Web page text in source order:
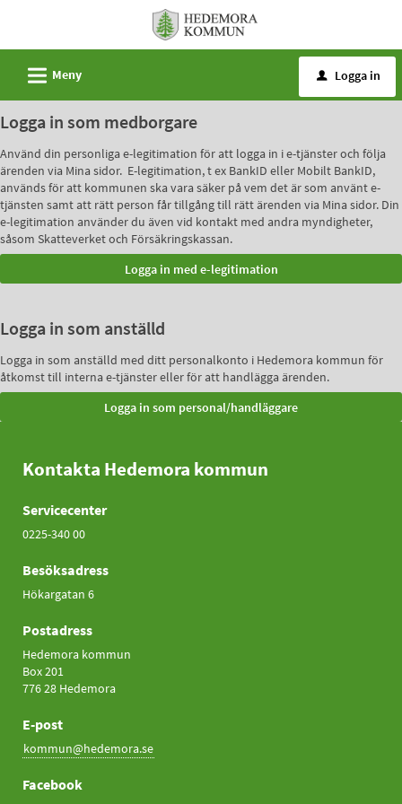
tjänster
-
Hedemora
kommun
L Meny u Logga in
Logga in som medborgare
Använd din personliga e-legitimation för att logga in i e-tjänster och följa
ärenden via Mina sidor. E-legitimation, t ex BankID eller Mobilt BankID,
används för att kommunen ska vara säker på vem det är som använt e-
tjänsten samt att rätt person får tillgång till rätt ärenden via Mina sidor. Din
e-legitimation använder du även vid kontakt med andra myndigheter,
såsom Skatteverket och Försäkringskassan.
Logga in som anställd
Logga in som anställd med ditt personalkonto i Hedemora kommun för
åtkomst till interna e-tjänster eller för att handlägga ärenden.
Kontakta Hedemora kommun
Servicecenter
0225-340 00
Besöksadress
Hökargatan 6
Postadress
Hedemora kommun
Box 201
776 28 Hedemora
E-post
kommun@hedemora.se
Facebook